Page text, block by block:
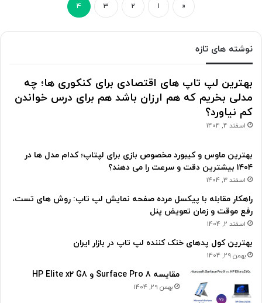
«
1
2
3
4
نوشته های تازه
بهترین لپ تاپ های اقتصادی برای کنکوری ها؛ چه
مدلی بخریم که هم ارزان باشد هم برای درس خواندن
کم نیاورد؟
اسفند 4, 1404
بهترین ماوس و کیبورد مخصوص بازی برای لپتاپ؛ کدام مدل ها در
۱۴۰۴ بیشترین دقت و سرعت را می دهند؟
اسفند 3, 1404
راهکار مقابله با پیکسل مرده صفحه نمایش لپ تاپ: روش های تست،
رفع موقت و زمان تعویض پنل
اسفند 2, 1404
بهترین کول پدهای خنک کننده لپ تاپ در بازار ایران
بهمن 29, 1404
مقایسه Surface Pro 8 و HP Elite x2 G8
بهمن 29, 1404